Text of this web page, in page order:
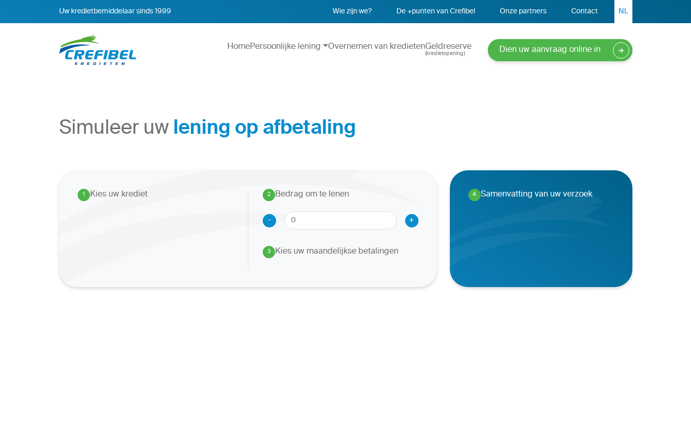
Uw kredietbemiddelaar sinds 1999 Wie zijn we? De +punten van Crefibel Onze partners Contact NL
HomePersoonlijke lening Overnemen van kredietenGeldreserve
(kredietopening) Dien uw aanvraag online in
Simuleer uwlening op afbetaling
1. Kies uw krediet 2
.
Bedrag om te lenen
-
+
3
. Kies uw maandelijkse betalingen
4
. Samenvatting van uw verzoek